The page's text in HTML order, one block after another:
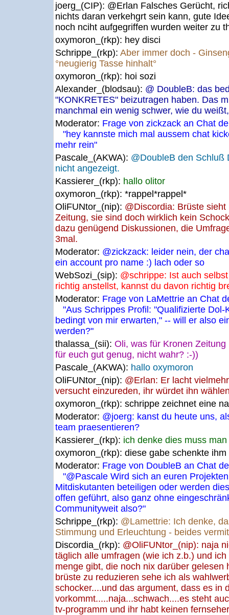
joerg_(CIP): @Erlan Falsches Gerücht,
nichts daran verkehgrt sein kann, gute
noch nciht aufgegriffen wurden weiter zu
oxymoron_(rkp): hey disci
Schrippe_(rkp): Aber immer doch -
°neugierig Tasse hinhalt°
oxymoron_(rkp): hoi sozi
Alexander_(blodsau): @ DoubleB: das
"KONKRETES" beizutragen haben. Das
manchmal ein wenig schwer, wie du
Moderator: Frage von zickzack an Chat
"hey kannste mich mal aussem chat
mehr rein"
Pascale_(AKWA): @DoubleB den Schluß
nicht angezeigt.
Kassierer_(rkp): hallo olitor
oxymoron_(rkp): *rappel*rappel*
OliFUNtor_(nip): @Discordia: Brüste
Zeitung, sie sind doch wirklich kein
dazu genügend Diskussionen, die
3mal.
Moderator: @zickzack: leider nein, der
ein account pro name :) lach oder so
WebSozi_(sip): @schrippe: Ist auch
richtig anstellst, kannst du davon richtig
Moderator: Frage von LaMettrie an Chat
"Aus Schrippes Profil: "Qualifizierte Dol-
bedingt von mir erwarten," -- will er also
werden?"
thalassa_(sii): Oli, was für Kronen
für euch gut genug, nicht wahr? :-))
Pascale_(AKWA): hallo oxymoron
OliFUNtor_(nip): @Erlan: Er lacht
versucht einzureden, ihr würdet ihn
oxymoron_(rkp): schrippe zeichnet eine
Moderator: @joerg: kanst du heute uns,
team praesentieren?
Kassierer_(rkp): ich denke dies muss
oxymoron_(rkp): diese gabe schenkte
Moderator: Frage von DoubleB an Chat
"@Pascale Wird sich an euren
Mitdiskutanten beteiligen oder werden
offen geführt, also ganz ohne
Communityweit also?"
Schrippe_(rkp): @Lamettrie: Ich denke,
Stimmung und Erleuchtung - beides
Discordia_(rkp): @OliFUNtor_(nip): naja
täglich alle umfragen (wie ich z.b.) und
menge gibt, die noch nix darüber gelesen
brüste zu reduzieren sehe ich als
schocker....und das argument, dass es in
vorkommt.....naja...schwach....es steht
tv-programm und ihr habt keinen